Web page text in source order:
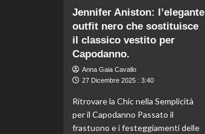
benefici
una
passeggiata
rilassante
il
giorno
Santo
Stefano
Jennifer Aniston: l’elegante
outfit nero che sostituisce
il classico vestito per
Capodanno.
Anna Gaia Cavallo
27 Dicembre 2025 : 3:40
Ritrovare la Chic nella Semplicità
per il Capodanno Passato il
frastuono e i festeggiamenti delle